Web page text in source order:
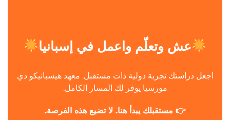
عش وتعلّم واعمل في إسبانيا
اجعل دراستك تجربة دولية ذات مستقبل. معهد هيسبانيكو دي
مورسيا يوفر لك المسار الكامل.
👉 مستقبلك يبدأ هنا. لا تضيع هذه الفرصة.